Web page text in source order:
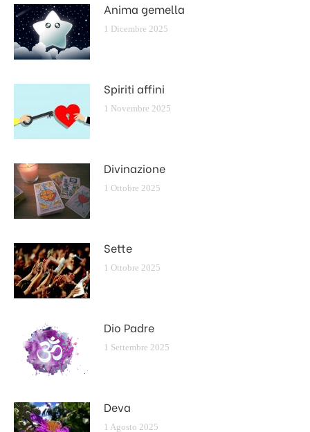
Anima gemella
1 Dicembre 2025
Spiriti affini
1 Novembre 2025
Divinazione
1 Ottobre 2025
Sette
1 Ottobre 2025
Dio Padre
1 Settembre 2025
Deva
1 Agosto 2025